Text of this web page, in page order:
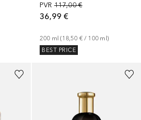
PVR 117,00 €
36,99 €
200 ml (18,50 € / 100 ml )
BEST PRICE